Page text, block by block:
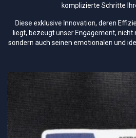
komplizierte Schritte
Diese exklusive Innovation, deren
liegt, bezeugt unser Engagement, nicht
sondern auch seinen emotionalen und